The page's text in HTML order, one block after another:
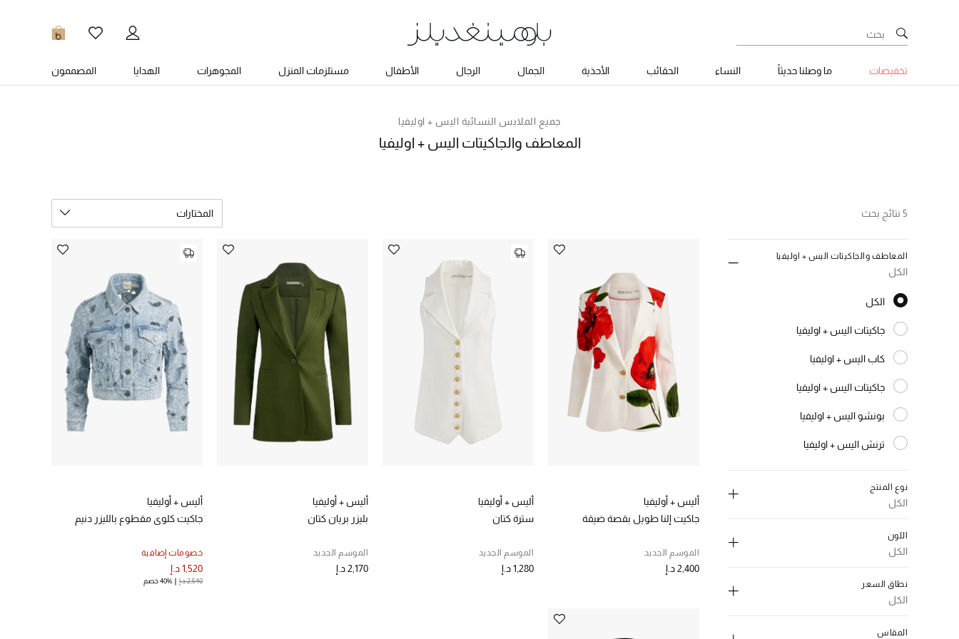
0
تخفيضات ما وصلنا حديثاً النساء الحقائب الأحذية الجمال الرجال الأطفال مستلزمات المنزل المجوهرات الهدايا المصممون
جميع الملابس النسائية اليس + اوليفيا
المعاطف والجاكيتات اليس + اوليفيا
5 نتائج بحث
المعاطف والجاكيتات اليس + اوليفيا
الكل
الكل
جاكيتات اليس + اوليفيا
كاب اليس + اوليفيا
جاكيتات اليس + اوليفيا
بونشو اليس + اوليفيا
ترنش اليس + اوليفيا
نوع المنتج
الكل
ملابس خارجية
الترتيب حسب نوع المنتج: ملابس خارجية
اللون
الكل
نطاق السعر
الكل
المقاس
المختارات
أليس + أوليفيا
جاكيت إلنا طويل بقصة ضيقة
الموسم الجديد
2,400 د.إ
أليس + أوليفيا
سترة كتان
الموسم الجديد
1,280 د.إ
أليس + أوليفيا
بليزر بريان كتان
الموسم الجديد
2,170 د.إ
أليس + أوليفيا
جاكيت كلوي مقطوع بالليزر دنيم
خصومات إضافية
1,520 د.إ
2,540 د.إ 40% خصم